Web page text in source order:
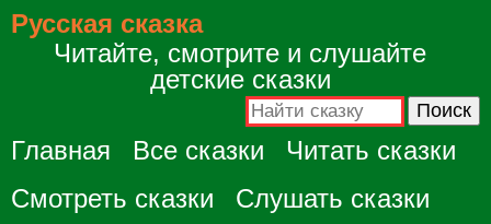
Русская сказка
Читайте, смотрите и слушайте
детские сказки
Главная Все сказки
Читать сказки
Смотреть сказки
Слушать сказки